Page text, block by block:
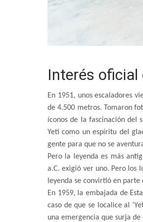
Interés oficial
En 1951, unos escaladores
de 4.500 metros. Tomaron
íconos de la fascinación del
Yeti como un espíritu del
gente para que no se
Pero la leyenda es más
a.C. exigió ver uno. Pero los
leyenda se convirtió en
En 1959, la embajada de
caso de que se localice al
una emergencia que surja de